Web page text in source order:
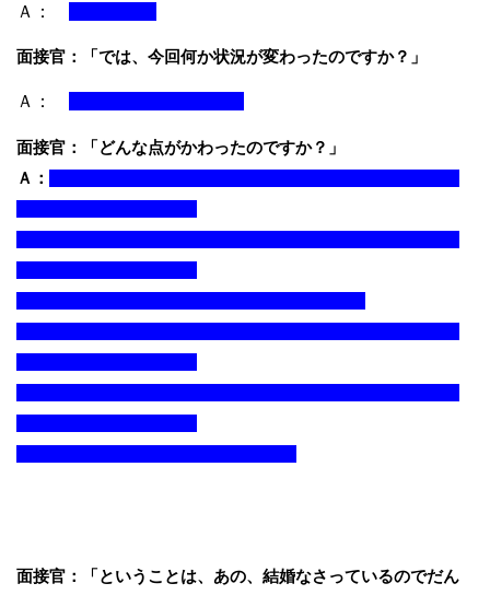
Ａ：
面接官：「では、今回何か状況が変わったのですか？」
Ａ：
面接官：「どんな点がかわったのですか？」
Ａ：
面接官：「ということは、あの、結婚なさっているのでだん